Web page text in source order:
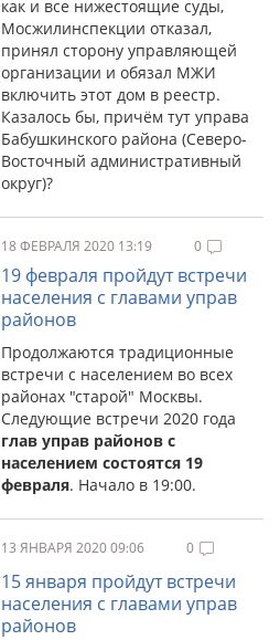
как и все нижестоящие суды,
Мосжилинспекции отказал,
принял сторону управляющей
организации и обязал МЖИ
включить этот дом в реестр.
Казалось бы, причём тут управа
Бабушкинского района (Северо-
Восточный административный
округ)?
18 ФЕВРАЛЯ 2020 13:19 0
19 февраля пройдут встречи
населения с главами управ
районов
Продолжаются традиционные
встречи с населением во всех
районах "старой" Москвы.
Следующие встречи 2020 года
глав управ районов с
населением состоятся 19
февраля. Начало в 19:00.
13 ЯНВАРЯ 2020 09:06 0
15 января пройдут встречи
населения с главами управ
районов